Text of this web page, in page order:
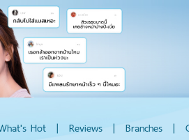
Hot | Reviews | Branches |